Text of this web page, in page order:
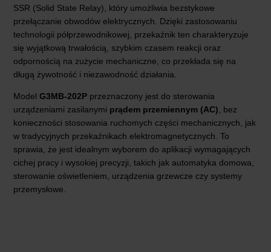
SSR (Solid State Relay), który umożliwia bezstykowe
przełączanie obwodów elektrycznych. Dzięki zastosowaniu
technologii półprzewodnikowej, przekaźnik ten charakteryzuje
się wyjątkową trwałością, szybkim czasem reakcji oraz
odpornością na zużycie mechaniczne, co przekłada się na
długą żywotność i niezawodność działania.
Model G3MB-202P przeznaczony jest do sterowania
urządzeniami zasilanymi prądem przemiennym (AC) , bez
konieczności stosowania ruchomych części mechanicznych, jak
w tradycyjnych przekaźnikach elektromagnetycznych. To
sprawia, że jest idealnym wyborem do aplikacji wymagających
cichej pracy i wysokiej precyzji, takich jak automatyka domowa,
sterowanie oświetleniem, urządzenia grzewcze czy systemy
przemysłowe.